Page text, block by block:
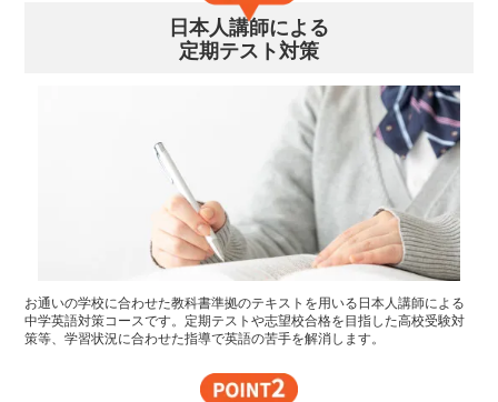
日本人講師による
定期テスト対策
お通いの学校に合わせた教科書準拠のテキストを用いる日本人講師による
中学英語対策コースです。定期テストや志望校合格を目指した高校受験対
策等、学習状況に合わせた指導で英語の苦手を解消します。